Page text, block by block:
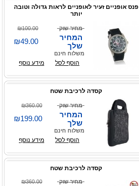
פנס אופניים זעיר לאופניים לראות גדולה וטובה
יותר
₪100.00 מחיר שוק
₪49.00
המחיר
שלך
משלוח חינם
מידע נוסף הוסף לסל
קסדה לרכיבת שטח
₪360.00 מחיר שוק
₪199.00
המחיר
שלך
משלוח חינם
מידע נוסף הוסף לסל
קסדה לרכיבת שטח
₪360.00 מחיר שוק